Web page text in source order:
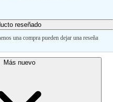
reseñado
una compra pueden dejar una reseña
Más nuevo